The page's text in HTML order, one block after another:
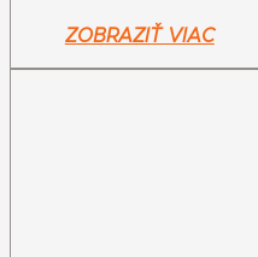
ZOBRAZIŤ VIAC